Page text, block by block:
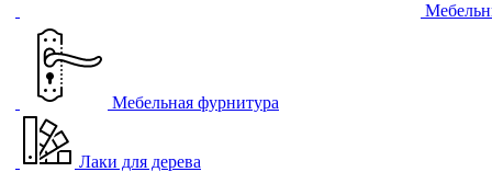
Мебельная фурнитура
Лаки для дерева